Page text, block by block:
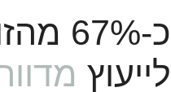
כ-
לייעוץ